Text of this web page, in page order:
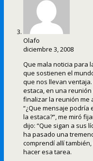
Olafo
diciembre 3, 2008
Que mala noticia para
que sostienen el
que nos llevan
estaca, en una reunión
finalizar la reunión me
“¿Que mensaje podría
la estaca?”, me miró
dijo: “Que sigan a sus
ha pasado una
comprendí allí
hacer esa tarea.